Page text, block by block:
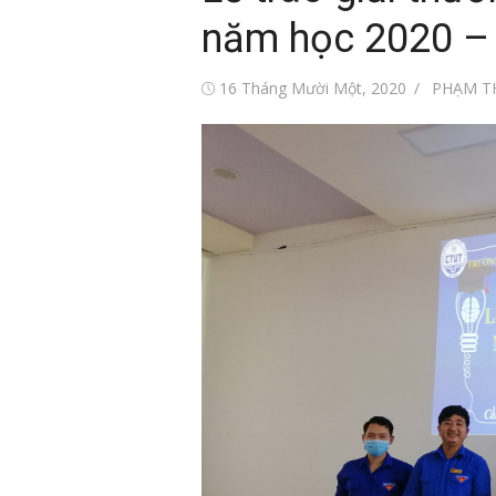
năm học 2020 –
Đăng16 Tháng Mười Một, 2020
Tác
PHẠM